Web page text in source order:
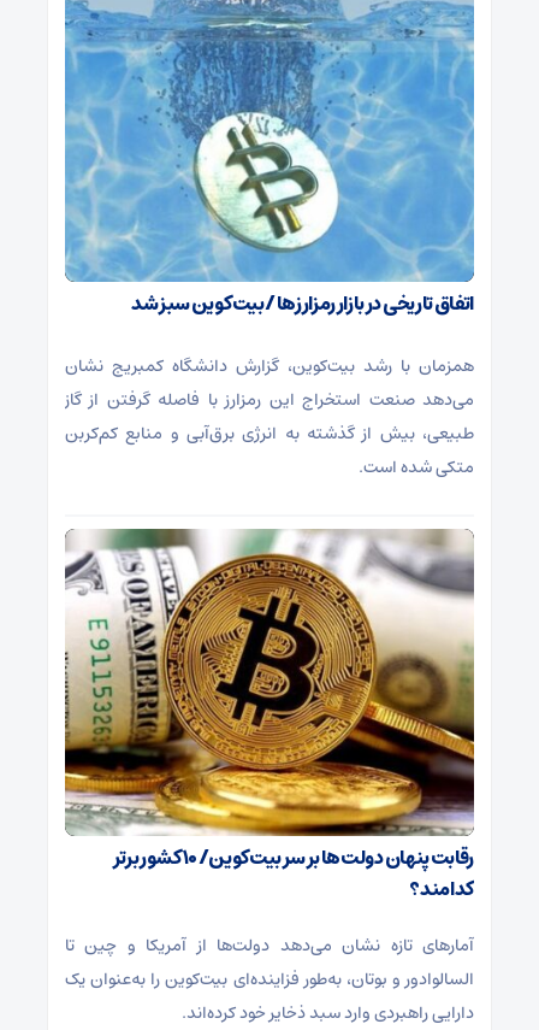
اتفاق تاریخی در بازار رمزارزها / بیت‌کوین سبز شد
همزمان با رشد بیت‌کوین، گزارش دانشگاه کمبریج نشان
می‌دهد صنعت استخراج این رمزارز با فاصله گرفتن از گاز
طبیعی، بیش از گذشته به انرژی برق‌آبی و منابع کم‌کربن
متکی شده است.
رقابت پنهان دولت‌ها بر سر بیت‌کوین/ ۱۰ کشور برتر
کدامند؟
آمارهای تازه نشان می‌دهد دولت‌ها از آمریکا و چین تا
السالوادور و بوتان، به‌طور فزاینده‌ای بیت‌کوین را به‌عنوان یک
دارایی راهبردی وارد سبد ذخایر خود کرده‌اند.